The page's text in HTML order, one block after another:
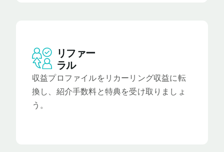
リファー
ラル
収益プロファイルをリカーリング収益に転
換し、紹介手数料と特典を受け取りましょ
う。